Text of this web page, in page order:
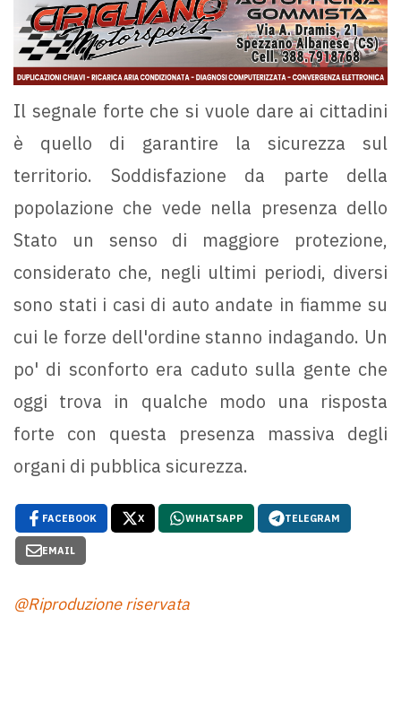
Il segnale forte che si vuole dare ai cittadini
è quello di garantire la sicurezza sul
territorio. Soddisfazione da parte della
popolazione che vede nella presenza dello
Stato un senso di maggiore protezione,
considerato che, negli ultimi periodi, diversi
sono stati i casi di auto andate in fiamme su
cui le forze dell'ordine stanno indagando. Un
po' di sconforto era caduto sulla gente che
oggi trova in qualche modo una risposta
forte con questa presenza massiva degli
organi di pubblica sicurezza.
FACEBOOK X WHATSAPP TELEGRAM
EMAIL
@Riproduzione riservata